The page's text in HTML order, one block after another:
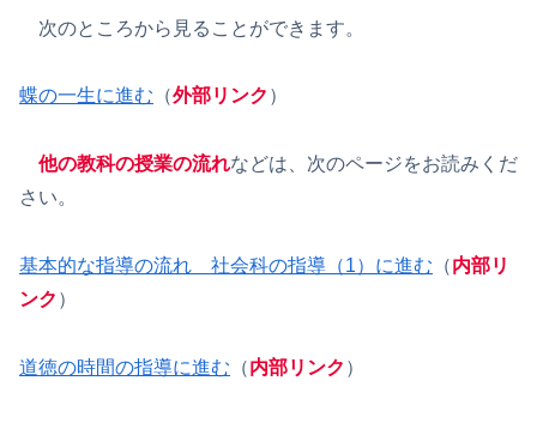
次のところから見ることができます。
蝶の一生に進む （外部リンク ）
他の教科の授業の流れなどは、次のページをお読みくだ
さい。
基本的な指導の流れ 社会科の指導（1）に進む （内部リ
ンク ）
道徳の時間の指導に進む （内部リンク ）